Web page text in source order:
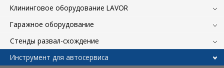
Клининговое оборудование LAVOR
Гаражное оборудование
Стенды развал-схождение
Инструмент для автосервиса